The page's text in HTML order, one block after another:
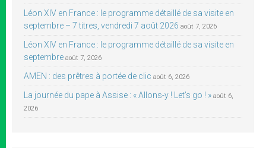
Léon XIV en France : le programme détaillé de sa visite en
septembre – 7 titres, vendredi 7 août 2026 août 7, 2026
Léon XIV en France : le programme détaillé de sa visite en
septembre août 7, 2026
AMEN : des prêtres à portée de clic août 6, 2026
La journée du pape à Assise : « Allons-y ! Let’s go ! » août 6,
2026